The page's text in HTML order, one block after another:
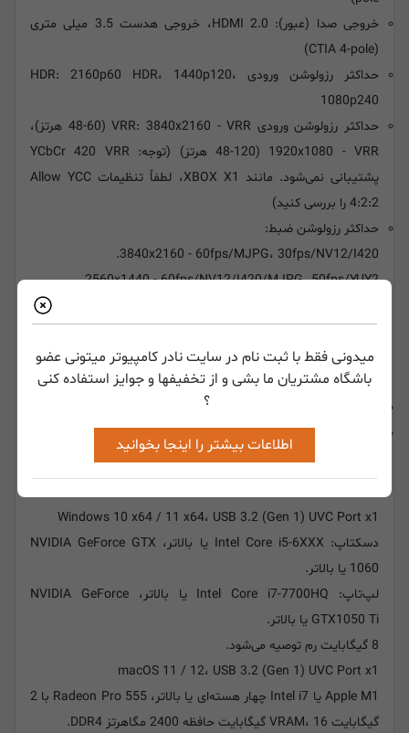
میدونی فقط با ثبت نام در سایت نادر کامپیوتر میتونی عضو
باشگاه مشتریان ما بشی و از تخفیفها و جوایز استفاده کنی
؟
اطلاعات بیشتر را اینجا بخوانید
خروجی صدا (عبور): HDMI 2.0، خروجی هدست 3.5 میلی متری
(CTIA 4-pole)
حداکثر رزولوشن ورودی HDR: 2160p60 HDR، 1440p120،
1080p240
حداکثر رزولوشن ورودی VRR: 3840x2160 - VRR (48-60 هرتز)،
1920x1080 - VRR (48-120 هرتز) (توجه: YCbCr 420 VRR
پشتیبانی نمی‌شود. مانند XBOX X1، لطفاً تنظیمات Allow YCC
4:2:2 را بررسی کنید)
حداکثر رزولوشن ضبط:
3840x2160 - 60fps/MJPG، 30fps/NV12/I420.
2560x1440 - 60fps/NV12/I420/MJPG، 50fps/YUY2.
60fps/I420/YUY2/RGB24/MJPG.
1280x720 - 60fps/NV12/I420/YUY2/RGB24/MJPG.
آهسته رنگی: درست در حال اجرا است.
Windows 10 x64 / 11 x64، USB 3.2 (Gen 1) UVC Port x1
دسکتاپ: Intel Core i5-6XXX یا بالاتر، NVIDIA GeForce GTX
1060 یا بالاتر.
لپ‌تاپ: Intel Core i7-7700HQ یا بالاتر، NVIDIA GeForce
GTX1050 Ti یا بالاتر.
8 گیگابایت رم توصیه می‌شود.
macOS 11 / 12، USB 3.2 (Gen 1) UVC Port x1
Apple M1 یا Intel i7 چهار هسته‌ای یا بالاتر، Radeon Pro 555 با 2
گیگابایت VRAM، 16 گیگابایت حافظه 2400 مگاهرتز DDR4.